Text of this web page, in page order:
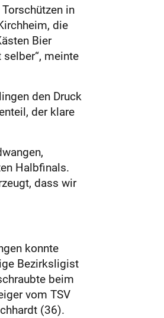
in
die
Bier
meinte
den Druck
der klare
Halbfinals.
dass wir
konnte
Bezirksligist
beim
vom TSV
(36).